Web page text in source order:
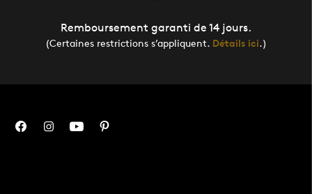
Remboursement garanti de 14 jours.
(Certaines restrictions s’appliquent. Détails ici.)